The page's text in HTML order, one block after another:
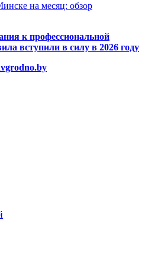
на месяц: обзор
к профессиональной
вступили в силу в 2026 году